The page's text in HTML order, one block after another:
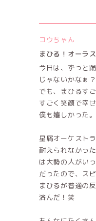
コウちゃん
まひる！オーラ
今日は、ずっと
じゃないかなぁ？
でも、まひるす
すごく笑顔で幸
僕も嬉しかった。
星屑オーケスト
耐えられなかっ
は大勢の人がい
だったので、ス
まひるが普通の
済んだ！笑